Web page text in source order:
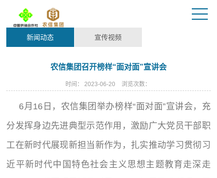
新闻动态 宣传视频
农信集团召开榜样“面对面”宣讲会
时间： 2023-06-20 浏览次数：
6月16日，农信集团举办榜样“面对面”宣讲会，充
分发挥身边先进典型示范作用，激励广大党员干部职
工在新时代展现新担当新作为，扎实推动学习贯彻习
近平新时代中国特色社会主义思想主题教育走深走